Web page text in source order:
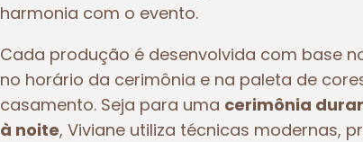
harmonia com o evento.
Cada produção é desenvolvida com base
no horário da cerimônia e na paleta de
casamento. Seja para uma cerimônia
à noite, Viviane utiliza técnicas modernas,